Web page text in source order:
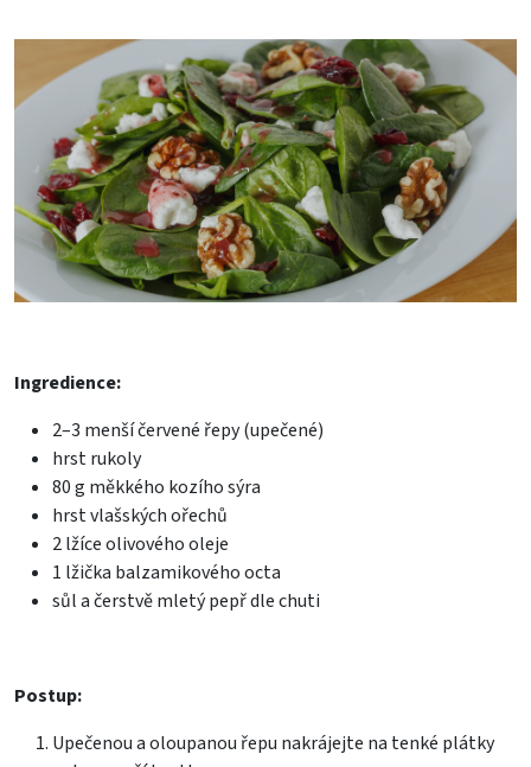
Ingredience:
2–3 menší červené řepy (upečené)
hrst rukoly
80 g měkkého kozího sýra
hrst vlašských ořechů
2 lžíce olivového oleje
1 lžička balzamikového octa
sůl a čerstvě mletý pepř dle chuti
Postup:
Upečenou a oloupanou řepu nakrájejte na tenké plátky